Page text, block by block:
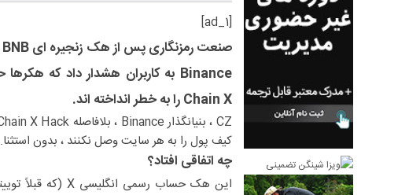
[ad_1]
Chain X را به خطر انداخته اند.
کیف پول را به هر سایت وصل نکنند ، بدون استثنا.
چه اتفاقی افتاد؟